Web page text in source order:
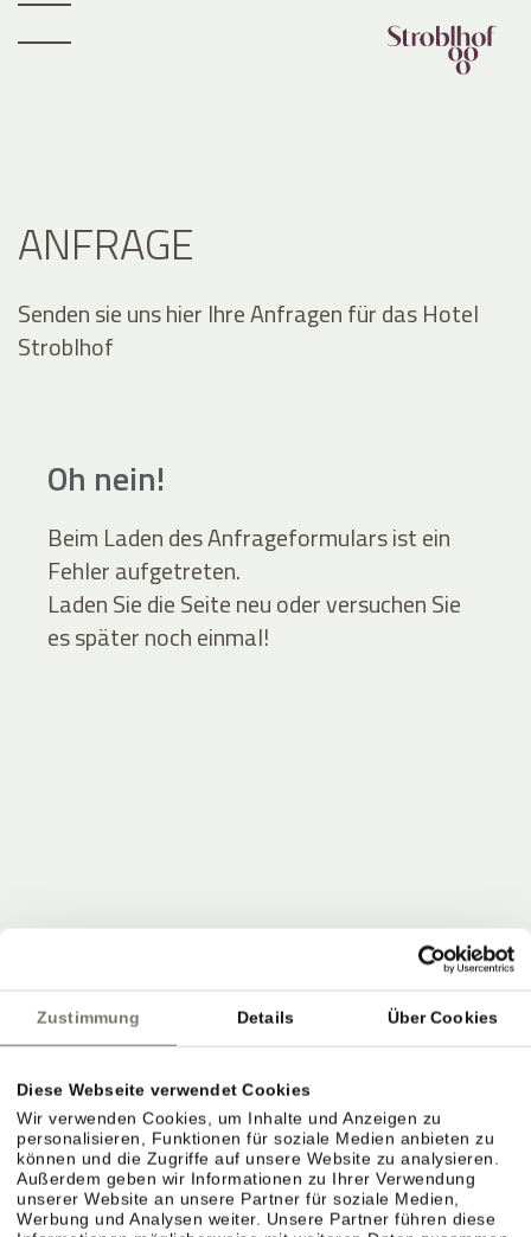
Zustimmung Details Über Cookies
Diese Webseite verwendet Cookies
Wir verwenden Cookies, um Inhalte und Anzeigen zu
personalisieren, Funktionen für soziale Medien anbieten zu
können und die Zugriffe auf unsere Website zu analysieren.
Außerdem geben wir Informationen zu Ihrer Verwendung
unserer Website an unsere Partner für soziale Medien,
Werbung und Analysen weiter. Unsere Partner führen diese
ANFRAGE
Senden sie uns hier Ihre Anfragen für das Hotel
Stroblhof
Oh nein!
Beim Laden des Anfrageformulars ist ein
Fehler aufgetreten.
Laden Sie die Seite neu oder versuchen Sie
es später noch einmal!
JOIN THE COMMUNITY
Seien Sie unter den Ersten, die Neuigkeiten vom
Stroblhof erfahren.
Exklusive Angebote und Aktuelles aus unserem
Weinhotel in Südtirol erwarten Sie.
Einfach ausfüllen und Newsletter abonnieren: